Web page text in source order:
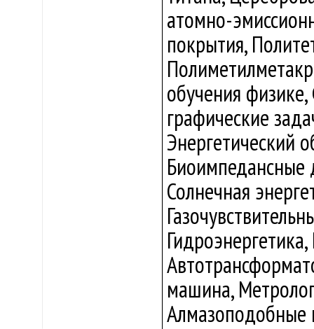
атомно-
покрытия,
обучения
графические
Энергетический
Биоимпедансные
Солнечная
машина,
Алмазоподобные